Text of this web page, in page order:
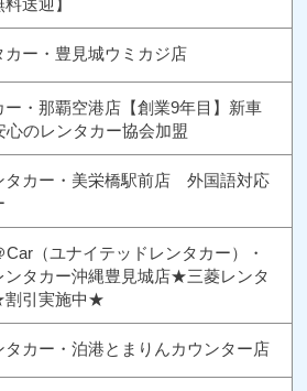
送迎】
カー・豊見城ウミカジ店
ー・那覇空港店【創業9年目】新車
心のレンタカー協会加盟
タカー・美栄橋駅前店 外国語対応
Car（ユナイテッドレンタカー）・
ンタカー沖縄豊見城店★三菱レンタ
割引実施中★
タカー・泊港とまりんカウンター店